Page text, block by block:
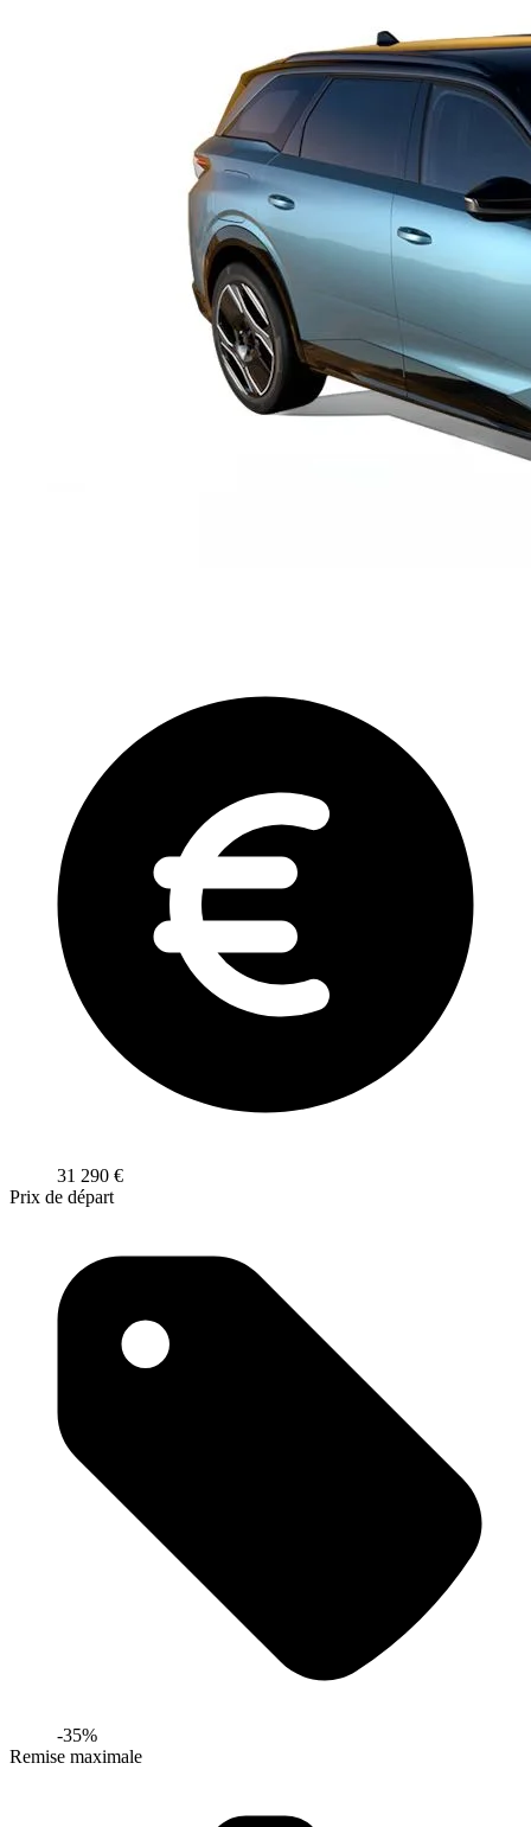
31 290 €
Prix de départ
-35%
Remise maximale